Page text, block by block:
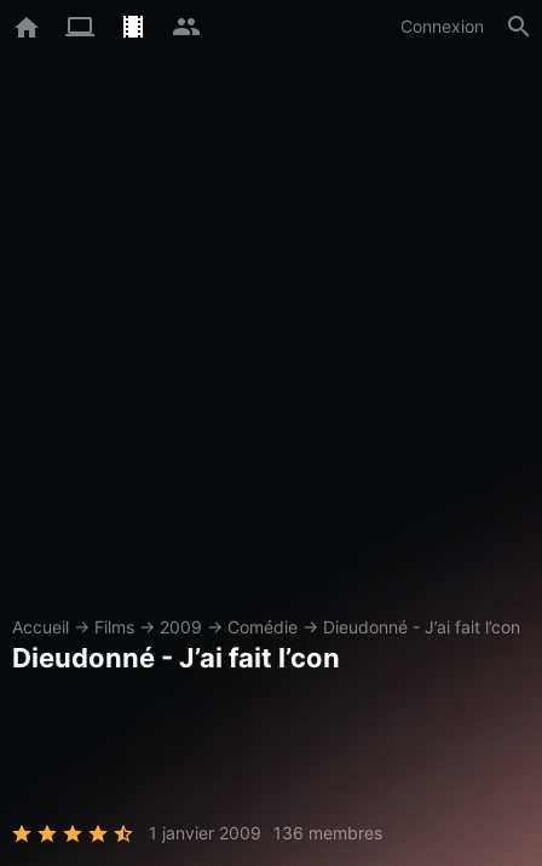
Connexion
Accueil → Films → 2009 → Comédie → Dieudonné - J’ai fait l’con
Dieudonné - J’ai fait l’con
1 janvier 2009 136 membres